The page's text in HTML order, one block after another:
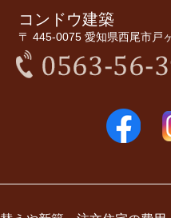
コンドウ建築
〒 445-0075 愛知県西尾市戸